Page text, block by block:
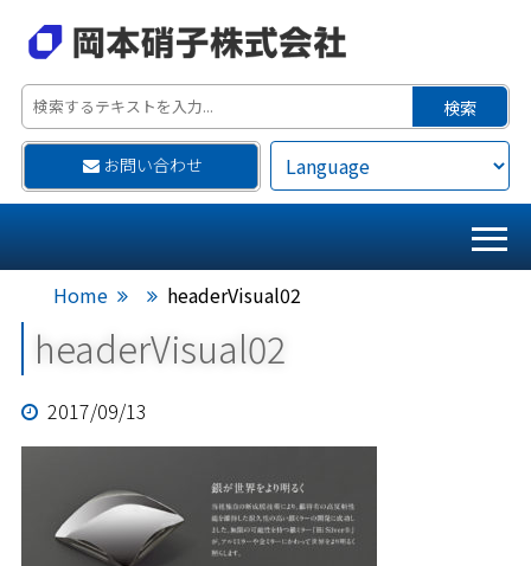
お問い合わせ
Home headerVisual02
headerVisual02
2017/09/13